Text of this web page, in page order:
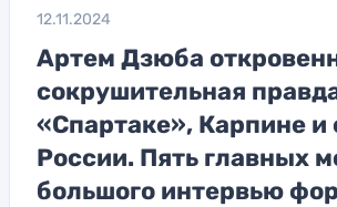
12.11.2024
Артем Дзюба
сокрушительная
«Спартаке», Карпине и
России. Пять главных
большого интервью